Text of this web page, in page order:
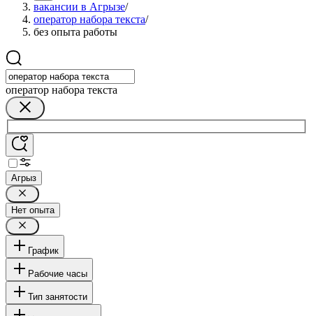
вакансии в Агрызе/
оператор набора текста/
без опыта работы
оператор набора текста
Агрыз
Нет опыта
График
Рабочие часы
Тип занятости